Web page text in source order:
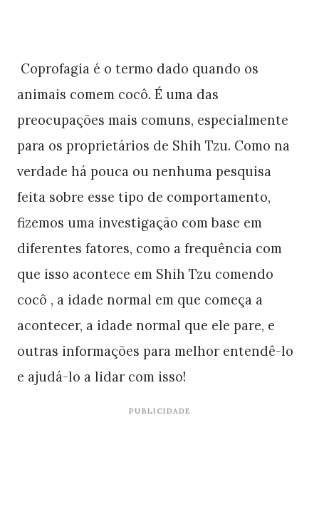
Coprofagia é o termo dado quando os
animais comem cocô. É uma das
preocupações mais comuns, especialmente
para os proprietários de Shih Tzu. Como na
verdade há pouca ou nenhuma pesquisa
feita sobre esse tipo de comportamento,
fizemos uma investigação com base em
diferentes fatores, como a frequência com
que isso acontece em Shih Tzu comendo
cocô , a idade normal em que começa a
acontecer, a idade normal que ele pare, e
outras informações para melhor entendê-lo
e ajudá-lo a lidar com isso!
PUBLICIDADE